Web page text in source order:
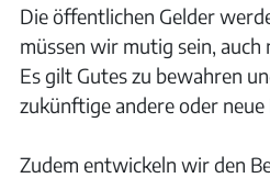
Die öffentlichen Gelder
müssen wir mutig sein, auch
Es gilt Gutes zu bewahren
zukünftige andere oder neue
Zudem entwickeln wir den